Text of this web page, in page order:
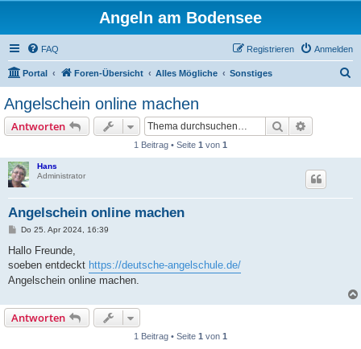
Angeln am Bodensee
FAQ Anmelden
Registrieren
Portal Foren-Übersicht Alles Mögliche Sonstiges
Angelschein online machen
Antworten Suche
1 Beitrag • Seite 1 von 1
Hans
Administrator
Angelschein online machen
B
i
r
a
g
Do 25. Apr 2024, 16:39
Hallo Freunde,
soeben entdeckt https://deutsche-angelschule.de/
Angelschein online machen.
Antworten
1 Beitrag • Seite 1 von 1